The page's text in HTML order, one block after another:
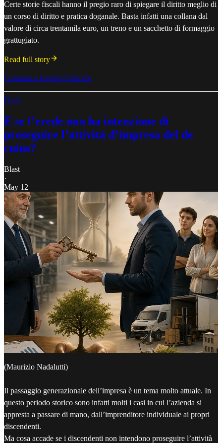
Certe storie fiscali hanno il pregio raro di spiegare il diritto meglio di
un corso di diritto e pratica doganale. Basta infatti una collana dal
valore di circa trentamila euro, un treno e un sacchetto di formaggio
grattugiato.
Read full story
Continua a leggere l'articolo
Fisco
E se l’erede non ha intenzione di
proseguire l’attività d’impresa del de
cuius?
Blast
·
May 12
(Maurizio Nadalutti)
Il passaggio generazionale dell’impresa è un tema molto attuale. In
questo periodo storico sono infatti molti i casi in cui l’azienda si
appresta a passare di mano, dall’imprenditore individuale ai propri
discendenti.
Ma cosa accade se i discendenti non intendono proseguire l’attività